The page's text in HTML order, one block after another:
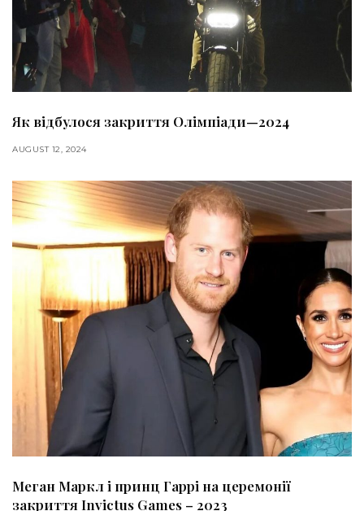
Як відбулося закриття Олімпіади—2024
AUGUST 12, 2024
Меган Маркл і принц Гаррі на церемонії
закриття Invictus Games – 2023